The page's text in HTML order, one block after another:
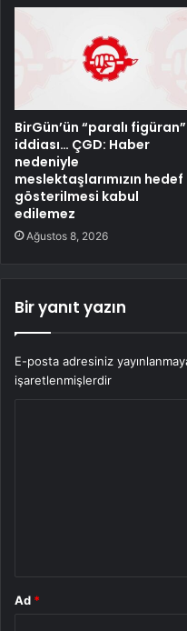
BirGün’ün “paralı figüran”
iddiası… ÇGD: Haber
nedeniyle
meslektaşlarımızın hedef
gösterilmesi kabul
edilemez
Ağustos 8, 2026
Bir yanıt yazın
E-posta adresiniz
işaretlenmişlerdir
Ad *